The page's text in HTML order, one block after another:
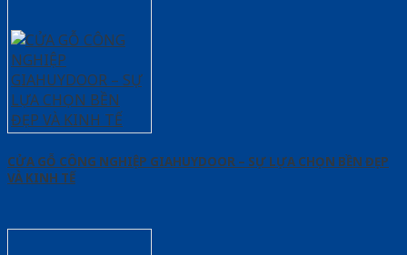
CỬA GỖ CÔNG NGHIỆP GIAHUYDOOR – SỰ LỰA CHỌN BỀN ĐẸP
VÀ KINH TẾ